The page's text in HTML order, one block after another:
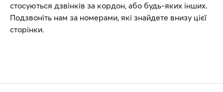
стосуються дзвінків за кордон, або будь-яких інших.
Подзвоніть нам за номерами, які знайдете внизу цієї
сторінки.